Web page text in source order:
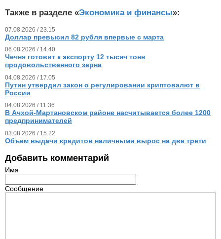
Также в разделе «Экономика и финансы»:
07.08.2026 / 23.15
Доллар превысил 82 рубля впервые с марта
06.08.2026 / 14.40
Чечня готовит к экспорту 12 тысяч тонн
продовольственного зерна
04.08.2026 / 17.05
Путин утвердил закон о регулировании криптовалют в
России
04.08.2026 / 11.36
В Ачхой-Мартановском районе насчитывается более 1200
предпринимателей
03.08.2026 / 15.22
Объем выдачи кредитов наличными вырос на две трети
Добавить комментарий
Имя
Сообщение